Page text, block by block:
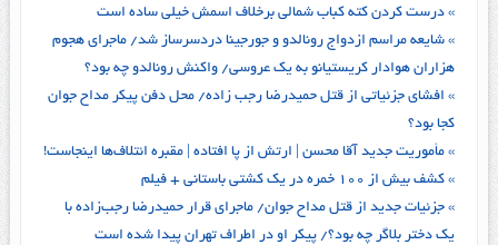
» درست کردن کته کباب شمالی برخلاف اسمش خیلی ساده است
» شایعه مراسم ازدواج رونالدو و جورجینا دردسرساز شد/ ماجرای هجوم
هزاران هوادار کریستیانو به یک عروسی/ واکنش رونالدو چه بود؟
» افشای جزئیاتی از قتل حمیدرضا رجب زاده/ محل دفن پیکر مداح جوان
کجا بود؟
» مأموریت جدید آقا محسن | ارتش از پا افتاده | مقبره ائتلاف‌ها اینجاست!
» کشف بیش از ۱۰۰ خمره در یک کشتی باستانی + فیلم
» جزئیات جدید از قتل مداح جوان/ ماجرای قرار حمیدرضا رجب‌زاده با
یک دختر بلاگر چه بود؟/ پیکر او در اطراف تهران پیدا شده است